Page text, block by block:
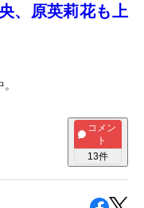
、原英莉花も上
コメン
ト
13件